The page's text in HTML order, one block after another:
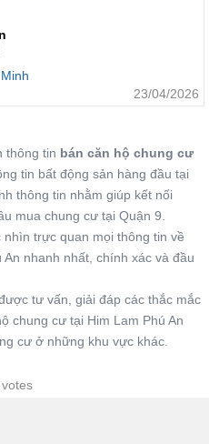
23/04/2026
thông tin bán căn hộ chung cư
tin bất động sản hàng đầu tại
thông tin nhằm giúp kết nối
mua chung cư tại Quận 9.
trực quan mọi thông tin về
nhanh nhất, chính xác và đầu
tư vấn, giải đáp các thắc mắc
chung cư tại Him Lam Phú An
cư ở những khu vực khác.